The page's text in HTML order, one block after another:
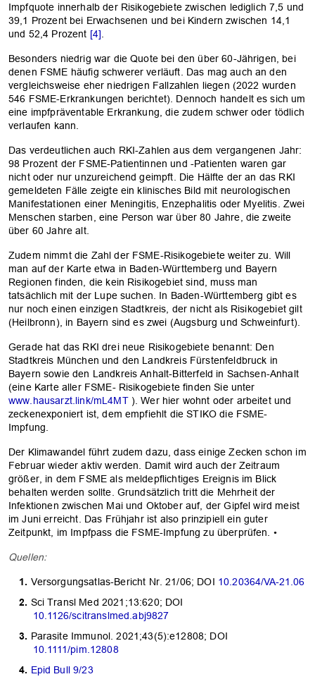
Impfquote innerhalb der Risikogebiete zwischen lediglich 7,5 und
39,1 Prozent bei Erwachsenen und bei Kindern zwischen 14,1
und 52,4 Prozent [4]
Besonders niedrig war die Quote bei den über 60-Jährigen, bei
denen FSME häufig schwerer verläuft. Das mag auch an den
vergleichsweise eher niedrigen Fallzahlen liegen (2022 wurden
546 FSME-Erkrankungen berichtet). Dennoch handelt es sich um
eine impfpräventable Erkrankung, die zudem schwer oder tödlich
verlaufen kann.
Das verdeutlichen auch RKI-Zahlen aus dem vergangenen Jahr:
98 Prozent der FSME-Patientinnen und -Patienten waren gar
nicht oder nur unzureichend geimpft. Die Hälfte der an das RKI
gemeldeten Fälle zeigte ein klinisches Bild mit neurologischen
Manifestationen einer Meningitis, Enzephalitis oder Myelitis. Zwei
Menschen starben, eine Person war über 80 Jahre, die zweite
über 60 Jahre alt.
Zudem nimmt die Zahl der FSME-Risikogebiete weiter zu. Will
man auf der Karte etwa in Baden-Württemberg und Bayern
Regionen finden, die kein Risikogebiet sind, muss man
tatsächlich mit der Lupe suchen. In Baden-Württemberg gibt es
nur noch einen einzigen Stadtkreis, der nicht als Risikogebiet gilt
(Heilbronn), in Bayern sind es zwei (Augsburg und Schweinfurt).
Gerade hat das RKI drei neue Risikogebiete benannt: Den
Stadtkreis München und den Landkreis Fürstenfeldbruck in
Bayern sowie den Landkreis Anhalt-Bitterfeld in Sachsen-Anhalt
(eine Karte aller FSME- Risikogebiete finden Sie unter
www.hausarzt.link/mL4MT). Wer hier wohnt oder arbeitet und
zeckenexponiert ist, dem empfiehlt die STIKO die FSME-
Impfung.
Der Klimawandel führt zudem dazu, dass einige Zecken schon im
Februar wieder aktiv werden. Damit wird auch der Zeitraum
größer, in dem FSME als meldepflichtiges Ereignis im Blick
behalten werden sollte. Grundsätzlich tritt die Mehrheit der
Infektionen zwischen Mai und Oktober auf, der Gipfel wird meist
im Juni erreicht. Das Frühjahr ist also prinzipiell ein guter
Zeitpunkt, im Impfpass die FSME-Impfung zu überprüfen. •
Quellen:
Versorgungsatlas-Bericht Nr. 21/06; DOI 10.20364/VA-21.06
Sci Transl Med 2021;13:620; DOI
10.1126/scitranslmed.abj9827
Parasite Immunol. 2021;43(5):e12808; DOI
10.1111/pim.12808
Epid Bull 9/23